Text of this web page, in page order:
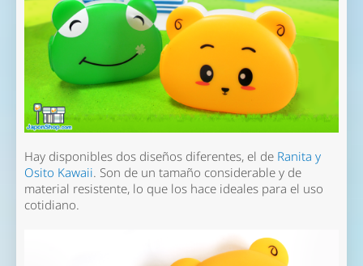
Hay disponibles dos diseños diferentes, el de Ranita y
Osito Kawaii. Son de un tamaño considerable y de
material resistente, lo que los hace ideales para el uso
cotidiano.